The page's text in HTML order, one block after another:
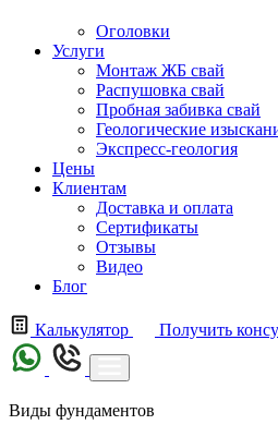
Оголовки
Услуги
Монтаж ЖБ свай
Распушовка свай
Пробная забивка свай
Геологические
Экспресс-геология
Цены
Клиентам
Доставка и оплата
Сертификаты
Отзывы
Видео
Блог
Калькулятор Получить
Виды фундаментов